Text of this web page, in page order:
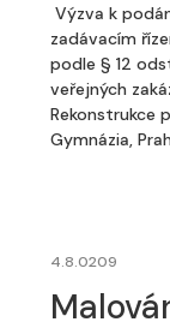
Výzva k
zadávacím
podle § 12
veřejných
Rekonstrukce
Gymnázia,
4.8.0209